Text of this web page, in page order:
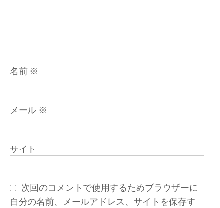
名前 ※
メール ※
サイト
次回のコメントで使用するためブラウザーに
自分の名前、メールアドレス、サイトを保存す